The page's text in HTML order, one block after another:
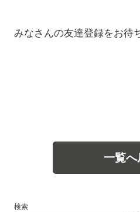
みなさんの友達登録をお待
一覧へ
検索